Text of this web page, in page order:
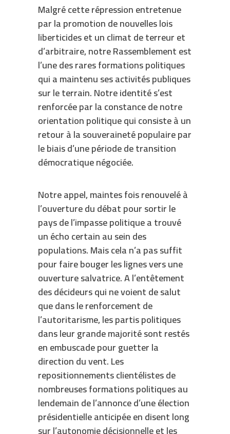
Malgré cette répression entretenue
par la promotion de nouvelles lois
liberticides et un climat de terreur et
d’arbitraire, notre Rassemblement est
l’une des rares formations politiques
qui a maintenu ses activités publiques
sur le terrain. Notre identité s’est
renforcée par la constance de notre
orientation politique qui consiste à un
retour à la souveraineté populaire par
le biais d’une période de transition
démocratique négociée.
Notre appel, maintes fois renouvelé à
l’ouverture du débat pour sortir le
pays de l’impasse politique a trouvé
un écho certain au sein des
populations. Mais cela n’a pas suffit
pour faire bouger les lignes vers une
ouverture salvatrice. A l’entêtement
des décideurs qui ne voient de salut
que dans le renforcement de
l’autoritarisme, les partis politiques
dans leur grande majorité sont restés
en embuscade pour guetter la
direction du vent. Les
repositionnements clientélistes de
nombreuses formations politiques au
lendemain de l’annonce d’une élection
présidentielle anticipée en disent long
sur l’autonomie décisionnelle et les